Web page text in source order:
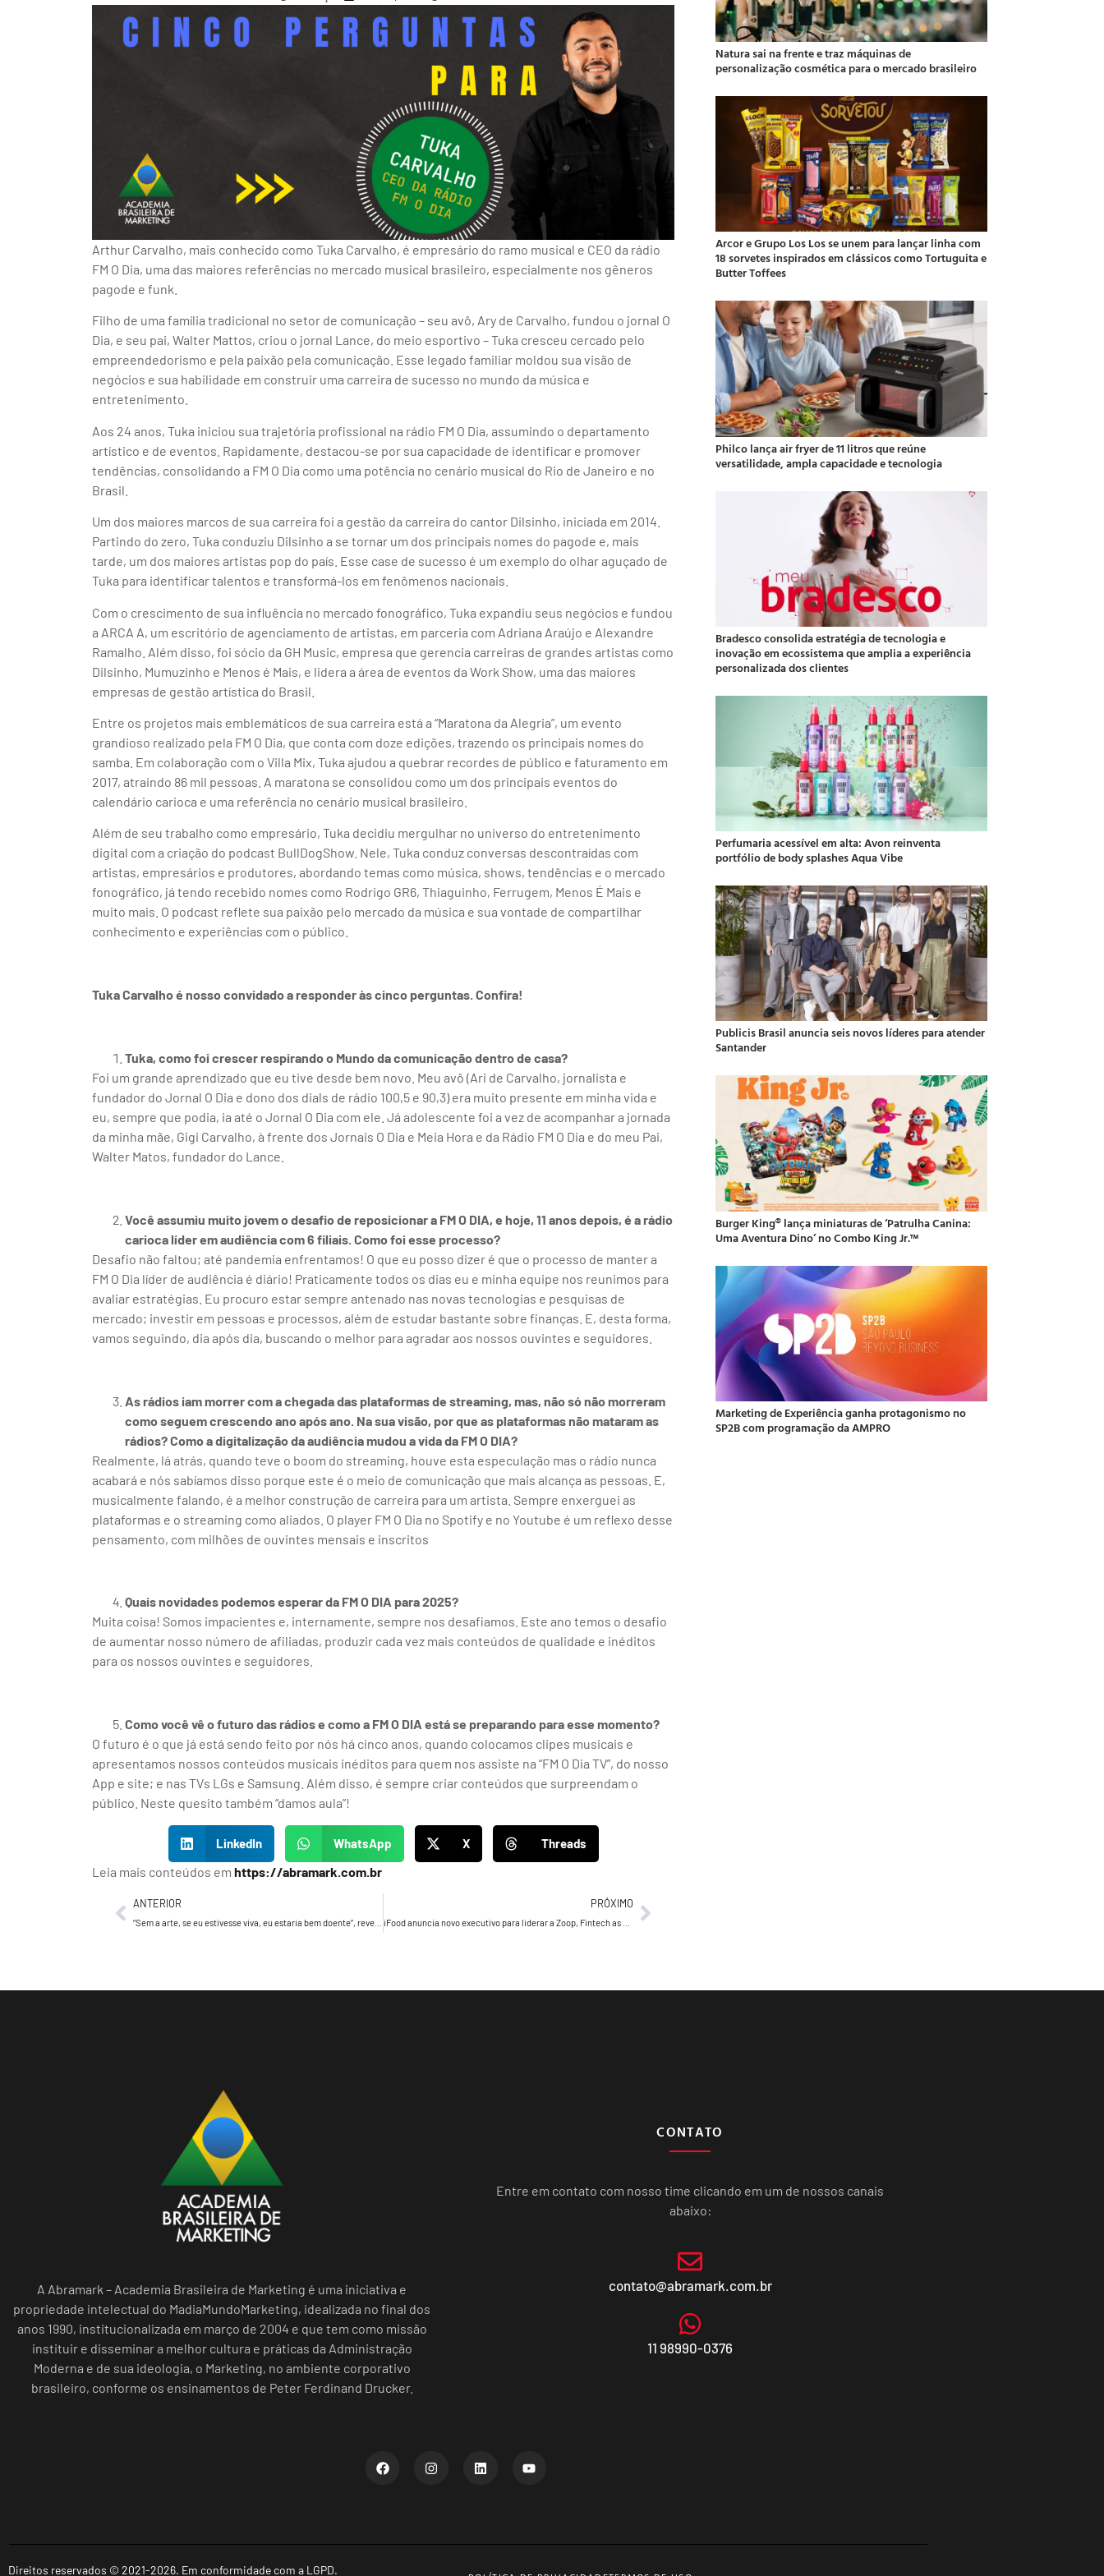
Arthur Carvalho, mais conhecido como Tuka Carvalho, é empresário do ramo musical e CEO da rádio
FM O Dia, uma das maiores referências no mercado musical brasileiro, especialmente nos gêneros
pagode e funk.
Filho de uma família tradicional no setor de comunicação – seu avô, Ary de Carvalho, fundou o jornal O
Dia, e seu pai, Walter Mattos, criou o jornal Lance, do meio esportivo – Tuka cresceu cercado pelo
empreendedorismo e pela paixão pela comunicação. Esse legado familiar moldou sua visão de
negócios e sua habilidade em construir uma carreira de sucesso no mundo da música e
entretenimento.
Aos 24 anos, Tuka iniciou sua trajetória profissional na rádio FM O Dia, assumindo o departamento
artístico e de eventos. Rapidamente, destacou-se por sua capacidade de identificar e promover
tendências, consolidando a FM O Dia como uma potência no cenário musical do Rio de Janeiro e no
Brasil.
Um dos maiores marcos de sua carreira foi a gestão da carreira do cantor Dilsinho, iniciada em 2014.
Partindo do zero, Tuka conduziu Dilsinho a se tornar um dos principais nomes do pagode e, mais
tarde, um dos maiores artistas pop do país. Esse case de sucesso é um exemplo do olhar aguçado de
Tuka para identificar talentos e transformá-los em fenômenos nacionais.
Com o crescimento de sua influência no mercado fonográfico, Tuka expandiu seus negócios e fundou
a ARCA A, um escritório de agenciamento de artistas, em parceria com Adriana Araújo e Alexandre
Ramalho. Além disso, foi sócio da GH Music, empresa que gerencia carreiras de grandes artistas como
Dilsinho, Mumuzinho e Menos é Mais, e lidera a área de eventos da Work Show, uma das maiores
empresas de gestão artística do Brasil.
Entre os projetos mais emblemáticos de sua carreira está a “Maratona da Alegria”, um evento
grandioso realizado pela FM O Dia, que conta com doze edições, trazendo os principais nomes do
samba. Em colaboração com o Villa Mix, Tuka ajudou a quebrar recordes de público e faturamento em
2017, atraindo 86 mil pessoas. A maratona se consolidou como um dos principais eventos do
calendário carioca e uma referência no cenário musical brasileiro.
Além de seu trabalho como empresário, Tuka decidiu mergulhar no universo do entretenimento
digital com a criação do podcast BullDogShow. Nele, Tuka conduz conversas descontraídas com
artistas, empresários e produtores, abordando temas como música, shows, tendências e o mercado
fonográfico, já tendo recebido nomes como Rodrigo GR6, Thiaguinho, Ferrugem, Menos É Mais e
muito mais. O podcast reflete sua paixão pelo mercado da música e sua vontade de compartilhar
conhecimento e experiências com o público.
Tuka Carvalho é nosso convidado a responder às cinco perguntas. Confira!
Tuka, como foi crescer respirando o Mundo da comunicação dentro de casa?
Foi um grande aprendizado que eu tive desde bem novo. Meu avô (Ari de Carvalho, jornalista e
fundador do Jornal O Dia e dono dos dials de rádio 100,5 e 90,3) era muito presente em minha vida e
eu, sempre que podia, ia até o Jornal O Dia com ele. Já adolescente foi a vez de acompanhar a jornada
da minha mãe, Gigi Carvalho, à frente dos Jornais O Dia e Meia Hora e da Rádio FM O Dia e do meu Pai,
Walter Matos, fundador do Lance.
Você assumiu muito jovem o desafio de reposicionar a FM O DIA, e hoje, 11 anos depois, é a rádio
carioca líder em audiência com 6 filiais. Como foi esse processo?
Desafio não faltou; até pandemia enfrentamos! O que eu posso dizer é que o processo de manter a
FM O Dia líder de audiência é diário! Praticamente todos os dias eu e minha equipe nos reunimos para
avaliar estratégias. Eu procuro estar sempre antenado nas novas tecnologias e pesquisas de
mercado; investir em pessoas e processos, além de estudar bastante sobre finanças. E, desta forma,
vamos seguindo, dia após dia, buscando o melhor para agradar aos nossos ouvintes e seguidores.
As rádios iam morrer com a chegada das plataformas de streaming, mas, não só não morreram
como seguem crescendo ano após ano. Na sua visão, por que as plataformas não mataram as
rádios? Como a digitalização da audiência mudou a vida da FM O DIA?
Realmente, lá atrás, quando teve o boom do streaming, houve esta especulação mas o rádio nunca
acabará e nós sabíamos disso porque este é o meio de comunicação que mais alcança as pessoas. E,
musicalmente falando, é a melhor construção de carreira para um artista. Sempre enxerguei as
plataformas e o streaming como aliados. O player FM O Dia no Spotify e no Youtube é um reflexo desse
pensamento, com milhões de ouvintes mensais e inscritos
Quais novidades podemos esperar da FM O DIA para 2025?
Muita coisa! Somos impacientes e, internamente, sempre nos desafiamos. Este ano temos o desafio
de aumentar nosso número de afiliadas, produzir cada vez mais conteúdos de qualidade e inéditos
para os nossos ouvintes e seguidores.
Como você vê o futuro das rádios e como a FM O DIA está se preparando para esse momento?
O futuro é o que já está sendo feito por nós há cinco anos, quando colocamos clipes musicais e
apresentamos nossos conteúdos musicais inéditos para quem nos assiste na “FM O Dia TV”, do nosso
App e site; e nas TVs LGs e Samsung. Além disso, é sempre criar conteúdos que surpreendam o
público. Neste quesito também “damos aula”!
LinkedIn WhatsApp X Threads
Leia mais conteúdos em https://abramark.com.br
ANTERIOR PRÓXIMO
Natura sai na frente e traz máquinas de
personalização cosmética para o mercado brasileiro
Arcor e Grupo Los Los se unem para lançar linha com
18 sorvetes inspirados em clássicos como Tortuguita e
Butter Toffees
Philco lança air fryer de 11 litros que reúne
versatilidade, ampla capacidade e tecnologia
Bradesco consolida estratégia de tecnologia e
inovação em ecossistema que amplia a experiência
personalizada dos clientes
Perfumaria acessível em alta: Avon reinventa
portfólio de body splashes Aqua Vibe
Publicis Brasil anuncia seis novos líderes para atender
Santander
Burger King® lança miniaturas de ‘Patrulha Canina:
Uma Aventura Dino’ no Combo King Jr.™
Marketing de Experiência ganha protagonismo no
SP2B com programação da AMPRO
A Abramark – Academia Brasileira de Marketing é uma iniciativa e
propriedade intelectual do MadiaMundoMarketing, idealizada no final dos
anos 1990, institucionalizada em março de 2004 e que tem como missão
instituir e disseminar a melhor cultura e práticas da Administração
Moderna e de sua ideologia, o Marketing, no ambiente corporativo
brasileiro, conforme os ensinamentos de Peter Ferdinand Drucker.
CONTATO
Entre em contato com nosso time clicando em um de nossos canais
abaixo:
contato@abramark.com.br
11 98990-0376
Direitos reservados © 2021-2026. Em conformidade com a LGPD.